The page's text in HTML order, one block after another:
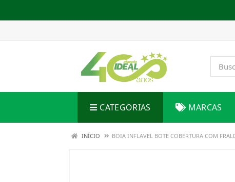
CATEGORIAS MARCAS
INÍCIO BOIA INFLAVEL BOTE COBERTURA COM